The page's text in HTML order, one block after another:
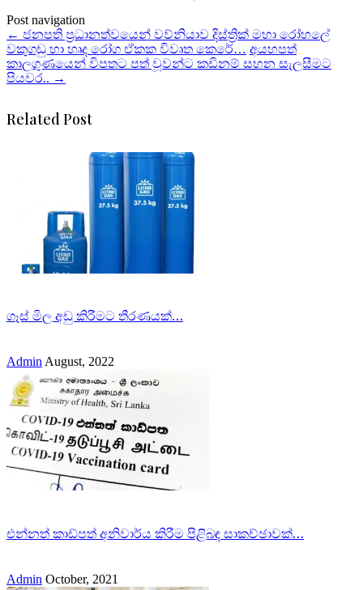
Post navigation
← ජනපති ප්‍රධානත්වයෙන් වව්නියාව දිස්ත්‍රික් මහා රෝහලේ
වකුගඩු හා හෘද රෝග ඒකක විවෘත කෙරේ… අයහපත්
කාලගුණයෙන් විපතට පත් වූවන්ට කඩිනම් සහන සැලසීමට
පියවර.. →
Related Post
ගෑස් මිල අඩු කිරීමට තීරණයක්…
Admin August, 2022
එන්නත් කාඩ්පත් අනිවාර්ය කිරීම පිළිබඳ සාකච්ඡාවක්…
Admin October, 2021